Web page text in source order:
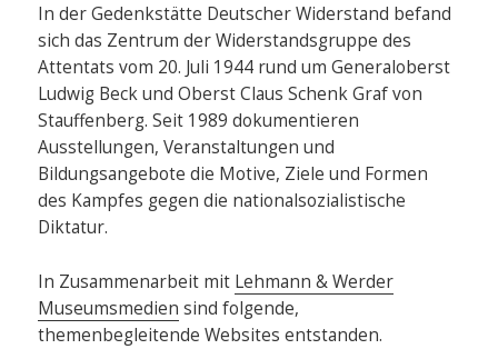
In der Gedenkstätte Deutscher Widerstand befand
sich das Zentrum der Widerstandsgruppe des
Attentats vom 20. Juli 1944 rund um Generaloberst
Ludwig Beck und Oberst Claus Schenk Graf von
Stauffenberg. Seit 1989 dokumentieren
Ausstellungen, Veranstaltungen und
Bildungsangebote die Motive, Ziele und Formen
des Kampfes gegen die nationalsozialistische
Diktatur.
In Zusammenarbeit mit Lehmann & Werder
Museumsmedien sind folgende,
themenbegleitende Websites entstanden.